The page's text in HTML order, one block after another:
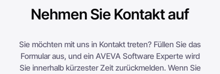
Nehmen Sie Kontakt auf
Sie möchten mit uns in Kontakt treten? Füllen Sie das
Formular aus, und ein AVEVA Software Experte wird
Sie innerhalb kürzester Zeit zurückmelden. Wenn Sie